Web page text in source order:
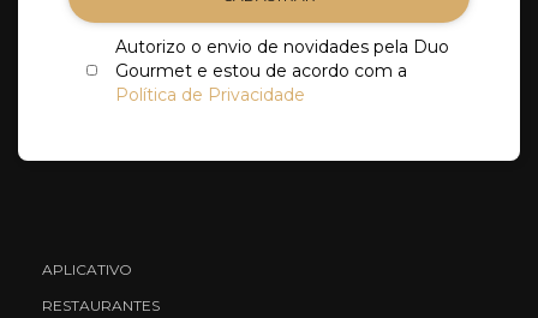
Autorizo o envio de novidades pela Duo
Gourmet e estou de acordo com a
Política de Privacidade
APLICATIVO
RESTAURANTES